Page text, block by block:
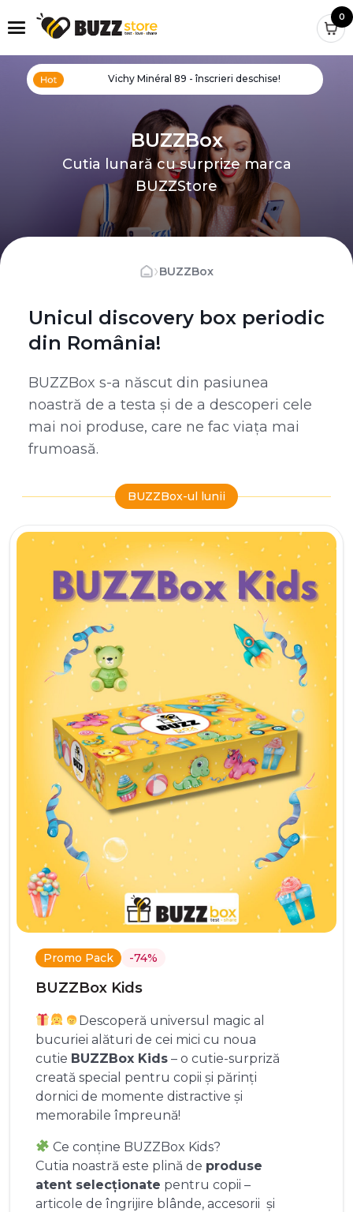
0
Vichy Minéral 89 - înscrieri deschise!
BUZZBox
Cutia lunară cu surprize marca
BUZZStore
›BUZZBox
Unicul discovery box periodic
din România!
BUZZBox s-a născut din pasiunea
noastră de a testa și de a descoperi cele
mai noi produse, care ne fac viața mai
frumoasă.
BUZZBox-ul lunii
Promo Pack -74%
BUZZBox Kids
Descoperă universul magic al
bucuriei alături de cei mici cu noua
cutie BUZZBox Kids – o cutie-surpriză
creată special pentru copii și părinți
dornici de momente distractive și
memorabile împreună!
Ce conține BUZZBox Kids?
Cutia noastră este plină de produse
atent selecționate pentru copii –
articole de îngrijire blânde, accesorii și